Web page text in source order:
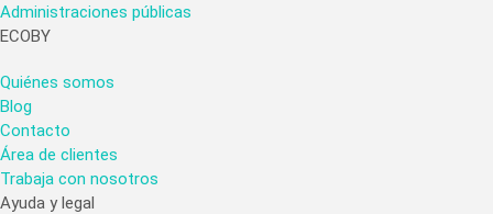
Administraciones públicas
ECOBY
Quiénes somos
Blog
Contacto
Área de clientes
Trabaja con nosotros
Ayuda y legal